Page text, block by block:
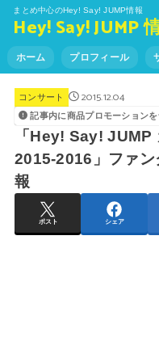
まとめ中心のHey! Say! JUMP情報
Hey! Say! JUMP
ホーム プロフィール
コンサート 2015.12.04
記事内に商品プロモーション
「Hey! Say! JUMP
2015-2016」ファン
報
ポスト シェア